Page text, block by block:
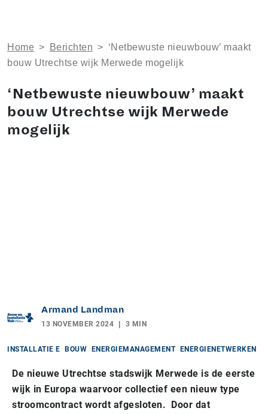
Home > Berichten > ‘Netbewuste nieuwbouw’ maakt
bouw Utrechtse wijk Merwede mogelijk
‘Netbewuste nieuwbouw’ maakt
bouw Utrechtse wijk Merwede
mogelijk
Armand Landman
13 NOVEMBER 2024 3 MIN
INSTALLATIE E BOUW ENERGIEMANAGEMENT ENERGIENETWERKEN
De nieuwe Utrechtse stadswijk Merwede is de eerste
wijk in Europa waarvoor collectief een nieuw type
stroomcontract wordt afgesloten. Door dat